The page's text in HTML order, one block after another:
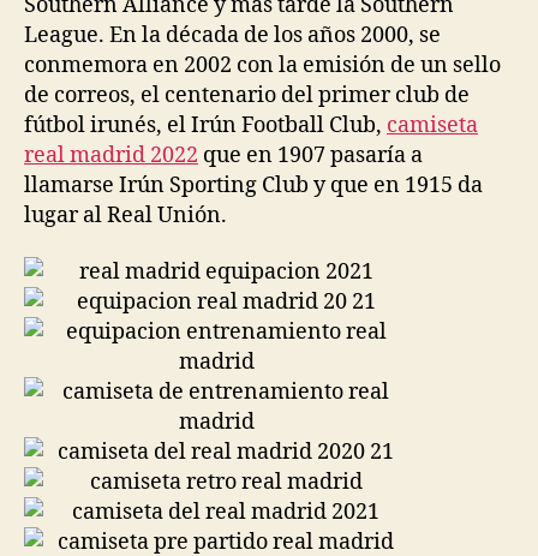
League. En la década de los años 2000, se
conmemora en 2002 con la emisión de un sello
de correos, el centenario del primer club de
fútbol irunés, el Irún Football Club, camiseta
real madrid 2022 que en 1907 pasaría a
llamarse Irún Sporting Club y que en 1915 da
lugar al Real Unión.